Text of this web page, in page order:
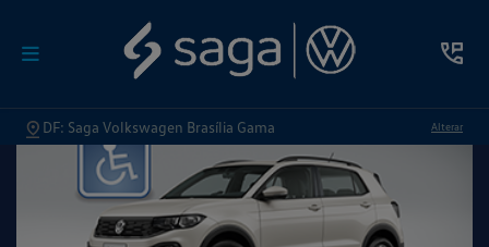
DF: Saga Volkswagen Brasília Gama Alterar